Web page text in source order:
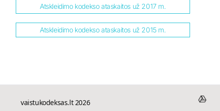
Atskleidimo kodekso ataskaitos už 2017 m.
Atskleidimo kodekso ataskaitos už 2015 m.
vaistukodeksas.lt 2026